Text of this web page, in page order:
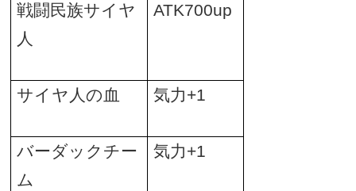
戦闘民族サイヤ
人
ATK700up
サイヤ人の血 気力+1
バーダックチー
ム
気力+1